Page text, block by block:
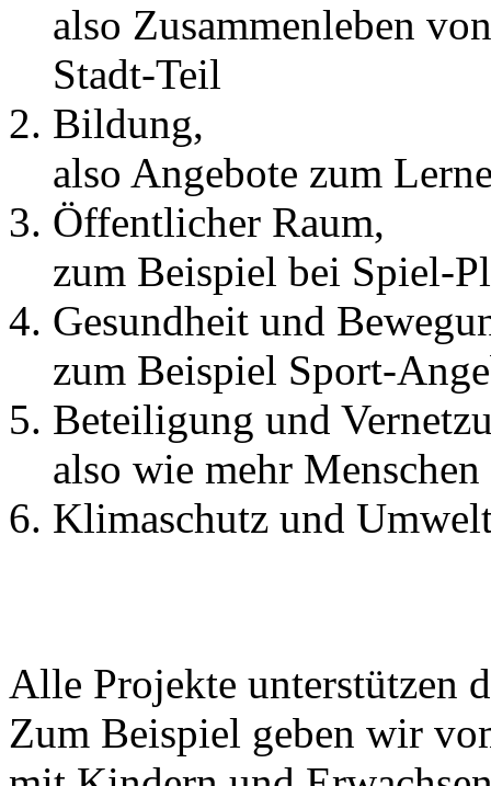
also Zusammenleben
Stadt-Teil
Bildung,
also Angebote zum
Öffentlicher Raum,
zum Beispiel bei Spiel-
Gesundheit und
zum Beispiel Sport-
Beteiligung und
also wie mehr
Klimaschutz und
Alle Projekte unterstützen
Zum Beispiel geben wir